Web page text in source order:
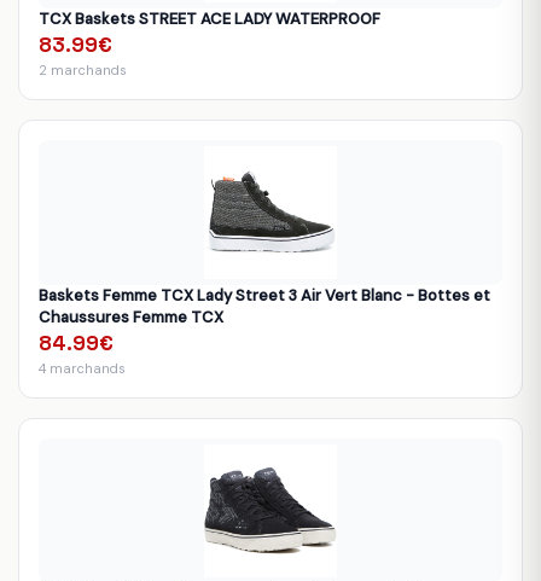
TCX Baskets STREET ACE LADY WATERPROOF
83.99€
2 marchands
Baskets Femme TCX Lady Street 3 Air Vert Blanc - Bottes et
Chaussures Femme TCX
84.99€
4 marchands